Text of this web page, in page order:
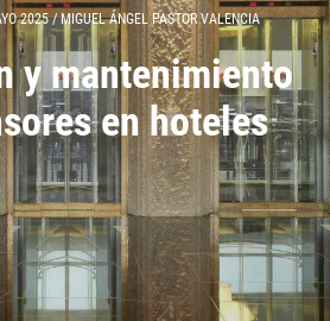
2025 /MIGUEL ÁNGEL PASTOR VALENCIA
y mantenimiento
en hoteles